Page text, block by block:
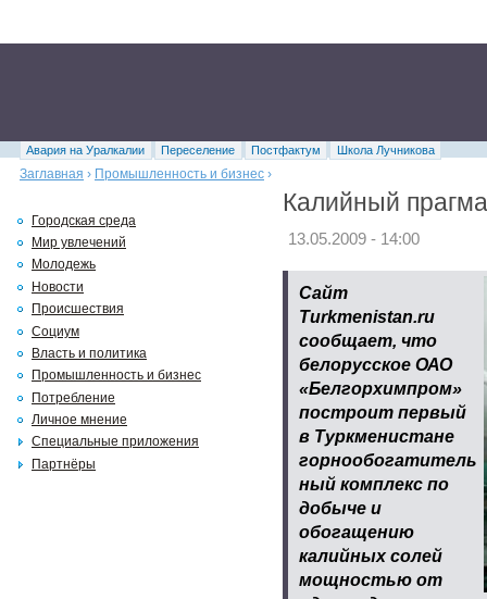
Авария на Уралкалии Переселение Постфактум
Школа Лучникова
Заглавная › Промышленность и бизнес ›
Калийный
13.05.2009 - 14:00
Сайт
Turkmenistan.ru
сообщает, что
белорусское ОАО
«Белгорхимпром»
построит первый
в Туркменистане
горнообогатитель
ный комплекс по
добыче и
обогащению
калийных солей
мощностью от
Городская среда
Мир увлечений
Молодежь
Новости
Происшествия
Социум
Власть и политика
Промышленность и бизнес
Потребление
Личное мнение
Специальные приложения
Партнёры